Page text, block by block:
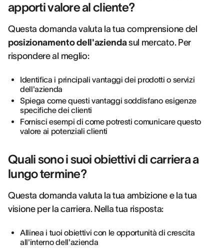
apporti valore al cliente?
Questa domanda valuta la tua comprensione del
posizionamento dell'aziendasul mercato. Per
rispondere al meglio:
Identifica i principali vantaggi dei prodotti o servizi
dell'azienda
Spiega come questi vantaggi soddisfano esigenze
specifiche dei clienti
Fornisci esempi di come potresti comunicare questo
valore ai potenziali clienti
Quali sono i suoi obiettivi di carriera a
lungo termine?
Questa domanda valuta la tua ambizione e la tua
visione per la carriera. Nella tua risposta:
Allinea i tuoi obiettivi con le opportunità di crescita
all'interno dell'azienda